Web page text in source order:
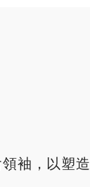
袖，以塑造